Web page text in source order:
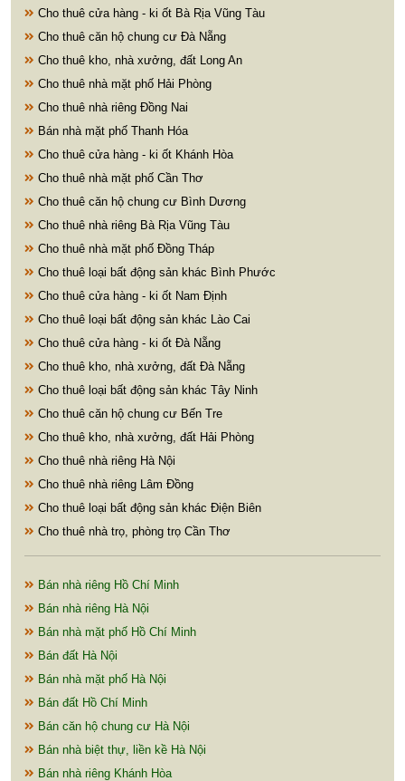
Cho thuê cửa hàng - ki ốt Bà Rịa Vũng Tàu
Cho thuê căn hộ chung cư Đà Nẵng
Cho thuê kho, nhà xưởng, đất Long An
Cho thuê nhà mặt phố Hải Phòng
Cho thuê nhà riêng Đồng Nai
Bán nhà mặt phố Thanh Hóa
Cho thuê cửa hàng - ki ốt Khánh Hòa
Cho thuê nhà mặt phố Cần Thơ
Cho thuê căn hộ chung cư Bình Dương
Cho thuê nhà riêng Bà Rịa Vũng Tàu
Cho thuê nhà mặt phố Đồng Tháp
Cho thuê loại bất động sản khác Bình Phước
Cho thuê cửa hàng - ki ốt Nam Định
Cho thuê loại bất động sản khác Lào Cai
Cho thuê cửa hàng - ki ốt Đà Nẵng
Cho thuê kho, nhà xưởng, đất Đà Nẵng
Cho thuê loại bất động sản khác Tây Ninh
Cho thuê căn hộ chung cư Bến Tre
Cho thuê kho, nhà xưởng, đất Hải Phòng
Cho thuê nhà riêng Hà Nội
Cho thuê nhà riêng Lâm Đồng
Cho thuê loại bất động sản khác Điện Biên
Cho thuê nhà trọ, phòng trọ Cần Thơ
Bán nhà riêng Hồ Chí Minh
Bán nhà riêng Hà Nội
Bán nhà mặt phố Hồ Chí Minh
Bán đất Hà Nội
Bán nhà mặt phố Hà Nội
Bán đất Hồ Chí Minh
Bán căn hộ chung cư Hà Nội
Bán nhà biệt thự, liền kề Hà Nội
Bán nhà riêng Khánh Hòa